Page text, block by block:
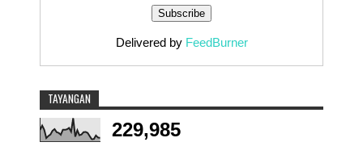
Delivered by FeedBurner
TAYANGAN
229,985